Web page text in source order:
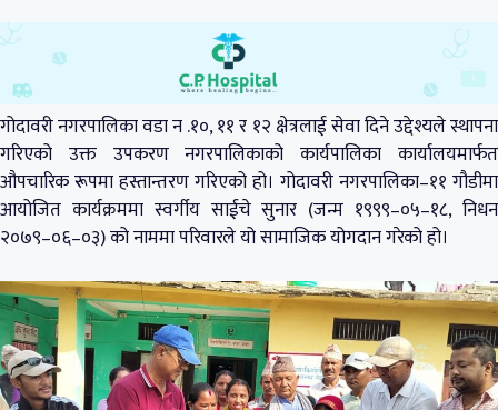
गोदावरी नगरपालिका वडा न .१०, ११ र १२ क्षेत्रलाई सेवा दिने उद्देश्यले स्थापना
गरिएको उक्त उपकरण नगरपालिकाको कार्यपालिका कार्यालयमार्फत
औपचारिक रूपमा हस्तान्तरण गरिएको हो। गोदावरी नगरपालिका–११ गौडीमा
आयोजित कार्यक्रममा स्वर्गीय साईचे सुनार (जन्म १९९९–०५–१८, निधन
२०७९–०६–०३) को नाममा परिवारले यो सामाजिक योगदान गरेको हो।